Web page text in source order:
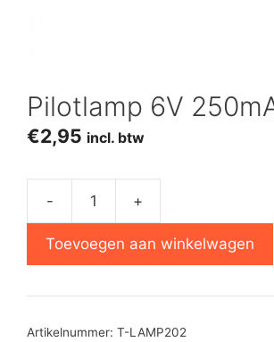
Pilotlamp 6V
€2,95 incl. btw
-
250mA
+
Toevoegen aan winkelwagen
Artikelnummer: T-LAMP202